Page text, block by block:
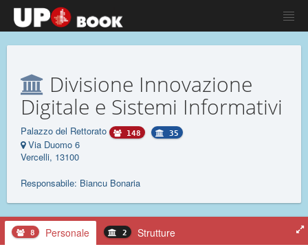
Divisione Innovazione
Digitale e Sistemi Informativi
Palazzo del Rettorato 148 35
Via Duomo 6
Vercelli, 13100
Responsabile: Biancu Bonaria
8 Personale 2 Strutture